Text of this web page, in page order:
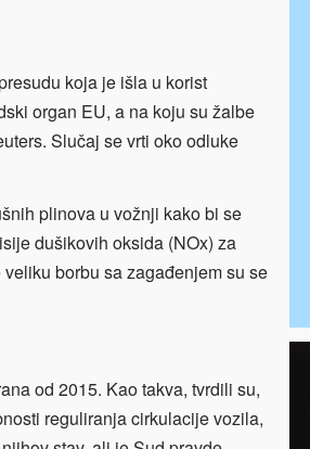
koja je išla u korist
organ EU, a na koju su žalbe
Slučaj se vrti oko odluke
plinova u vožnji kako bi se
dušikovih oksida (NOx) za
borbu sa zagađenjem su se
od 2015. Kao takva, tvrdili su,
reguliranja cirkulacije vozila,